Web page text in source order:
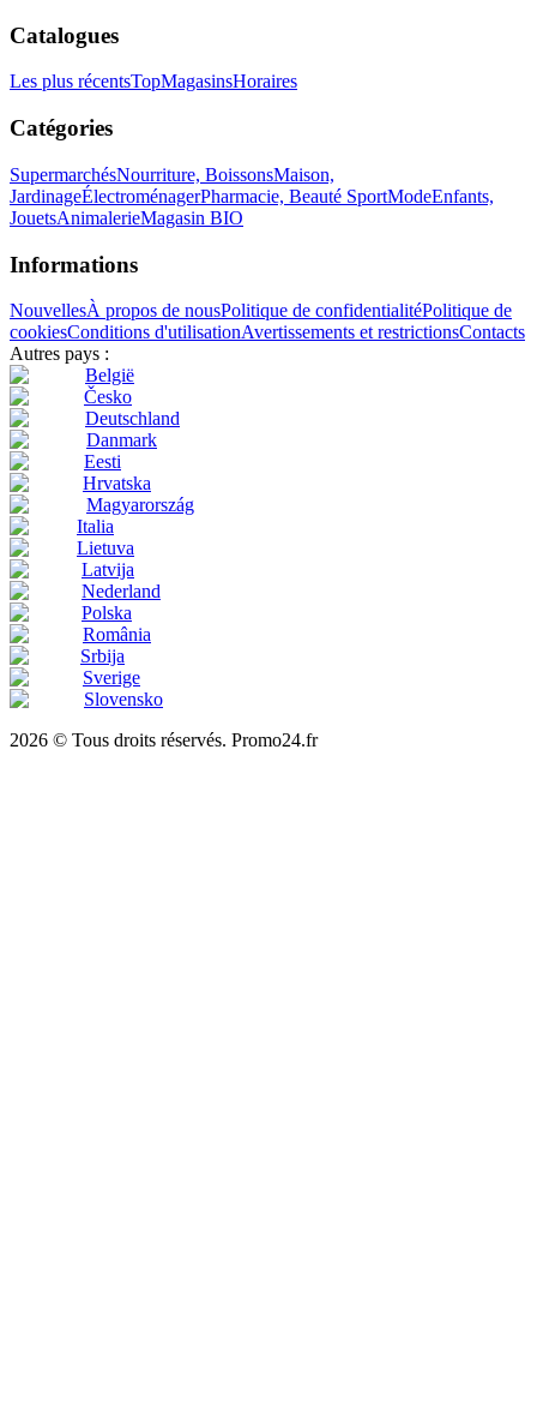
Catalogues
Les plus récentsTopMagasinsHoraires
Catégories
SupermarchésNourriture, BoissonsMaison,
JardinageÉlectroménagerPharmacie, Beauté SportModeEnfants,
JouetsAnimalerieMagasin BIO
Informations
NouvellesÀ propos de nousPolitique de confidentialitéPolitique de
cookiesConditions d'utilisationAvertissements et restrictionsContacts
Autres pays :
België
Česko
Deutschland
Danmark
Eesti
Hrvatska
Magyarország
Italia
Lietuva
Latvija
Nederland
Polska
România
Srbija
Sverige
Slovensko
2026 © Tous droits réservés. Promo24.fr